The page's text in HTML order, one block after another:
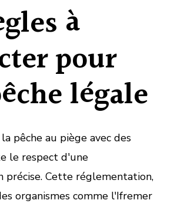
à
pour
légale
pêche au piège avec des
le respect d'une
précise. Cette réglementation,
organismes comme l'Ifremer